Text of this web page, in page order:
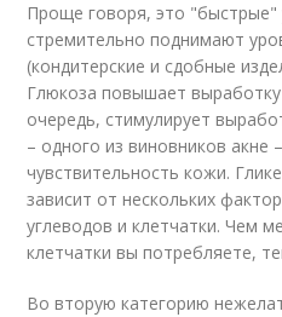
Проще говоря, это "быстрые"
стремительно поднимают
(кондитерские и сдобные
Глюкоза повышает
очередь, стимулирует
– одного из виновников акне
чувствительность кожи.
зависит от нескольких
углеводов и клетчатки. Чем
клетчатки вы потребляете,
Во вторую категорию